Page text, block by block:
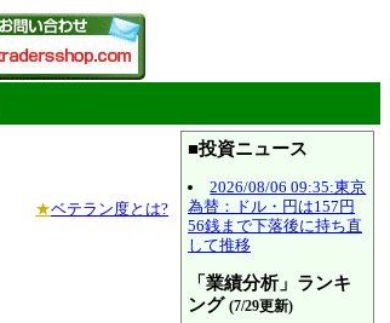
★ベテラン度とは?
■投資ニュース
2026/08/06 09:35:東京
為替：ドル・円は157円
56銭まで下落後に持ち直
して推移
「業績分析」ランキ
ング (7/29更新)